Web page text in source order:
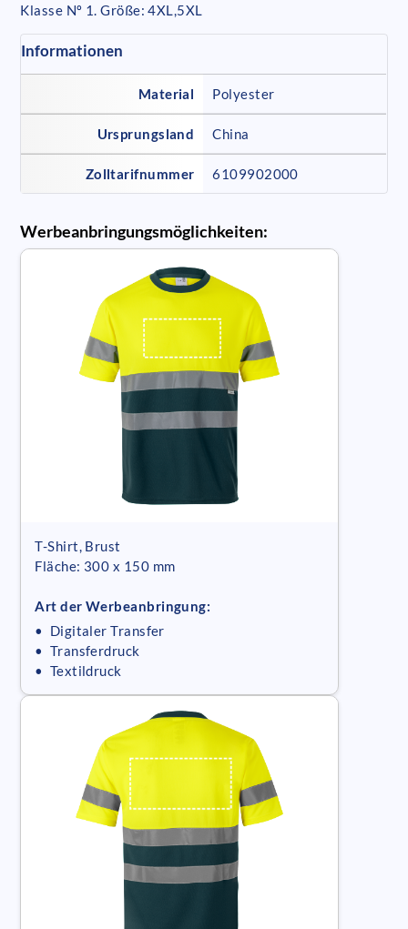
Klasse Nº 1. Größe: 4XL,5XL
Informationen
Material Polyester
Ursprungsland China
Zolltarifnummer 6109902000
Werbeanbringungsmöglichkeiten:
T-Shirt, Brust
Fläche: 300 x 150 mm
Art der Werbeanbringung:
• Digitaler Transfer
• Transferdruck
• Textildruck